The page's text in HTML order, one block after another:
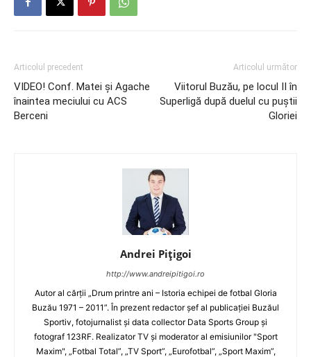
Articolul precedent
VIDEO! Conf. Matei şi Agache
înaintea meciului cu ACS
Berceni
Articolul următor
Viitorul Buzău, pe locul II în
Superligă după duelul cu puştii
Gloriei
Andrei Pițigoi
http://www.andreipitigoi.ro
Autor al cărţii „Drum printre ani – Istoria echipei de fotbal Gloria
Buzău 1971 – 2011”. În prezent redactor şef al publicaţiei Buzăul
Sportiv, fotojurnalist şi data collector Data Sports Group şi
fotograf 123RF. Realizator TV şi moderator al emisiunilor "Sport
Maxim", „Fotbal Total”, „TV Sport”, „Eurofotbal”, „Sport Maxim”,